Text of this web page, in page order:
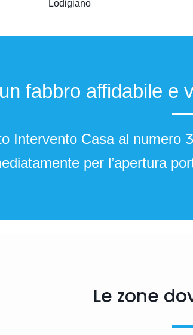
Lodigiano
fabbro affidabile e
Intervento Casa al numero
per l’apertura
Le zone